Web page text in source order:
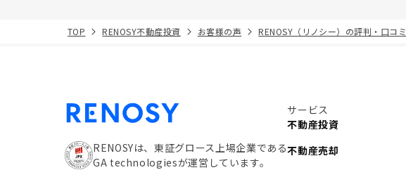
TOP RENOSY不動産投資 お客様の声 RENOSY（リノシー）の評判・口コミ
RENOSYは、東証グロース上場企業である
GA technologiesが運営しています。
サービス
不動産投資
不動産売却